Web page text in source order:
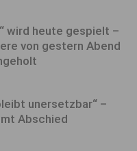
wird heute gespielt –
von gestern Abend
unersetzbar“ –
Abschied